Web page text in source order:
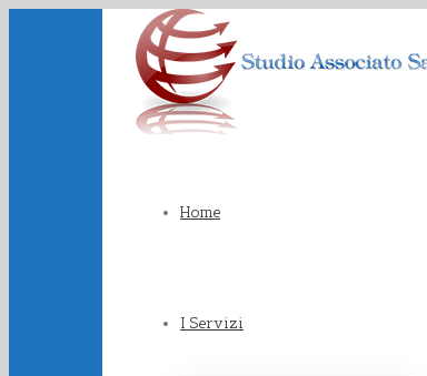
Home
I Servizi